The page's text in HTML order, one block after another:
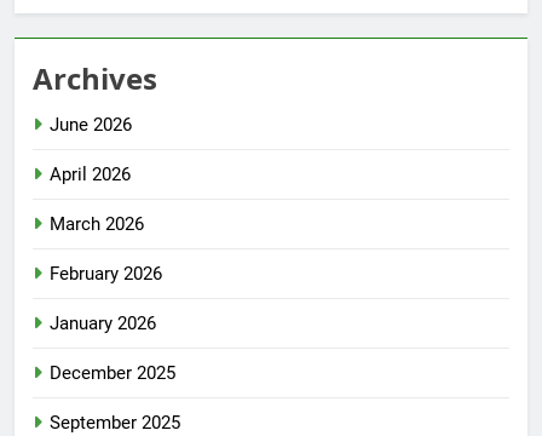
Archives
June 2026
April 2026
March 2026
February 2026
January 2026
December 2025
September 2025